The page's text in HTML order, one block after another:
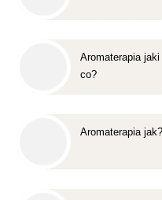
Aromaterapia
co?
Aromaterapia jak?